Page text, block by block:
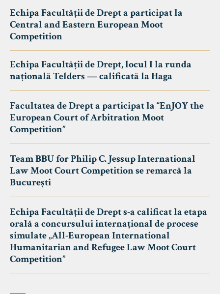
Echipa Facultății de Drept a participat la
Central and Eastern European Moot
Competition
Echipa Facultății de Drept, locul I la runda
națională Telders — calificată la Haga
Facultatea de Drept a participat la “EnJOY the
European Court of Arbitration Moot
Competition”
Team BBU for Philip C. Jessup International
Law Moot Court Competition se remarcă la
București
Echipa Facultății de Drept s-a calificat la etapa
orală a concursului internațional de procese
simulate „All-European International
Humanitarian and Refugee Law Moot Court
Competition”